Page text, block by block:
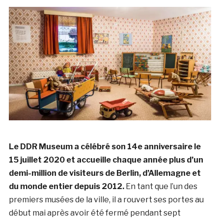
Le DDR Museum a célébré son 14e anniversaire le
15 juillet 2020 et accueille chaque année plus d’un
demi-million de visiteurs de Berlin, d’Allemagne et
du monde entier depuis 2012.En tant que l’un des
premiers musées de la ville, il a rouvert ses portes au
début mai après avoir été fermé pendant sept